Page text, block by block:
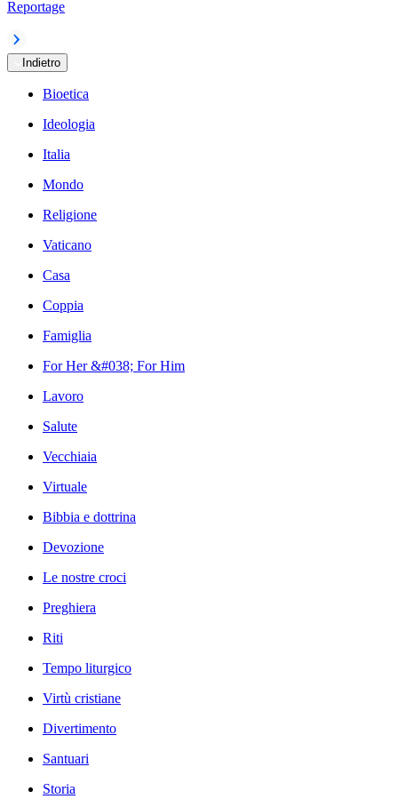
Reportage
Indietro
Bioetica
Ideologia
Italia
Mondo
Religione
Vaticano
Casa
Coppia
Famiglia
For Her &#038; For Him
Lavoro
Salute
Vecchiaia
Virtuale
Bibbia e dottrina
Devozione
Le nostre croci
Preghiera
Riti
Tempo liturgico
Virtù cristiane
Divertimento
Santuari
Storia